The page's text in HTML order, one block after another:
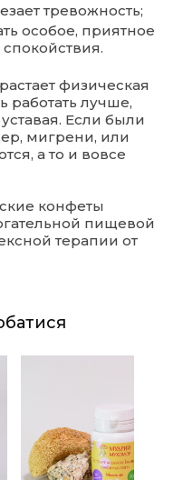
тревожность;
особое, приятное
физическая
работать лучше,
Если были
мигрени, или
а то и вовсе
конфеты
пищевой
терапии от